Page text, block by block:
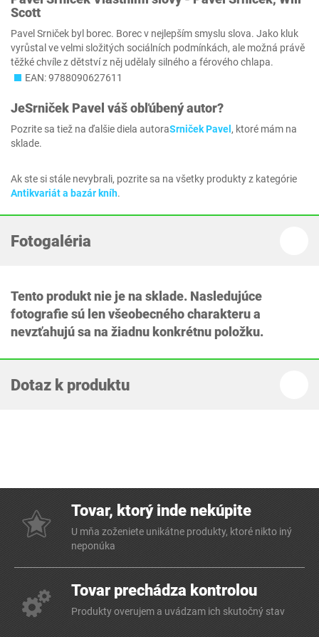
Scott
Pavel Srniček byl borec. Borec v nejlepším smyslu slova. Jako kluk
vyrůstal ve velmi složitých sociálních podmínkách, ale možná právě
těžké chvíle z dětství z něj udělaly silného a férového chlapa.
EAN: 9788090627611
JeSrniček Pavel váš obľúbený autor?
Pozrite sa tiež na ďalšie diela autoraSrniček Pavel , ktoré mám na
sklade.
Ak ste si stále nevybrali, pozrite sa na všetky produkty z kategórie
Antikvariát a bazár kníh.
Fotogaléria
Tento produkt nie je na sklade. Nasledujúce
fotografie sú len všeobecného charakteru a
nevzťahujú sa na žiadnu konkrétnu položku.
Dotaz k produktu
Tovar, ktorý inde nekúpite
U mňa zoženiete unikátne produkty, ktoré nikto iný
neponúka
Tovar prechádza kontrolou
Produkty overujem a uvádzam ich skutočný stav